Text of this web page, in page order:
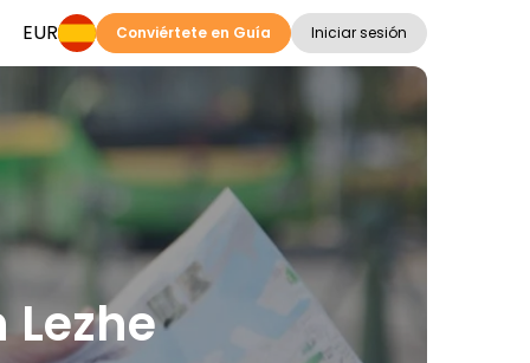
EUR Conviértete en Guía Iniciar sesión